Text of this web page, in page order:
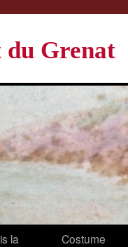
Grenat
la
Costume